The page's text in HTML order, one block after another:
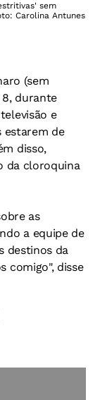
sem
Carolina Antunes
(sem
durante
e
estarem de
disso,
da cloroquina
as
a equipe de
destinos da
comigo", disse